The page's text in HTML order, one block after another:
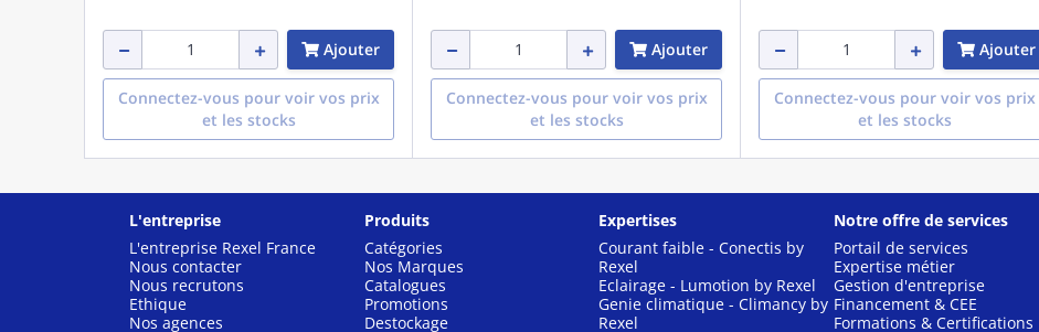
Ajouter
Connectez-vous pour voir vos prix
et les stocks
Ajouter
Connectez-vous pour voir vos prix
et les stocks
Ajouter
Connectez-vous pour voir vos prix
et les stocks
L'entreprise
L'entreprise Rexel France
Nous contacter
Nous recrutons
Ethique
Nos agences
Produits
Catégories
Nos Marques
Catalogues
Promotions
Destockage
Expertises
Courant faible - Conectis by
Rexel
Eclairage - Lumotion by Rexel
Genie climatique - Climancy by
Rexel
Notre offre de services
Portail de services
Expertise métier
Gestion d'entreprise
Financement & CEE
Formations & Certifications